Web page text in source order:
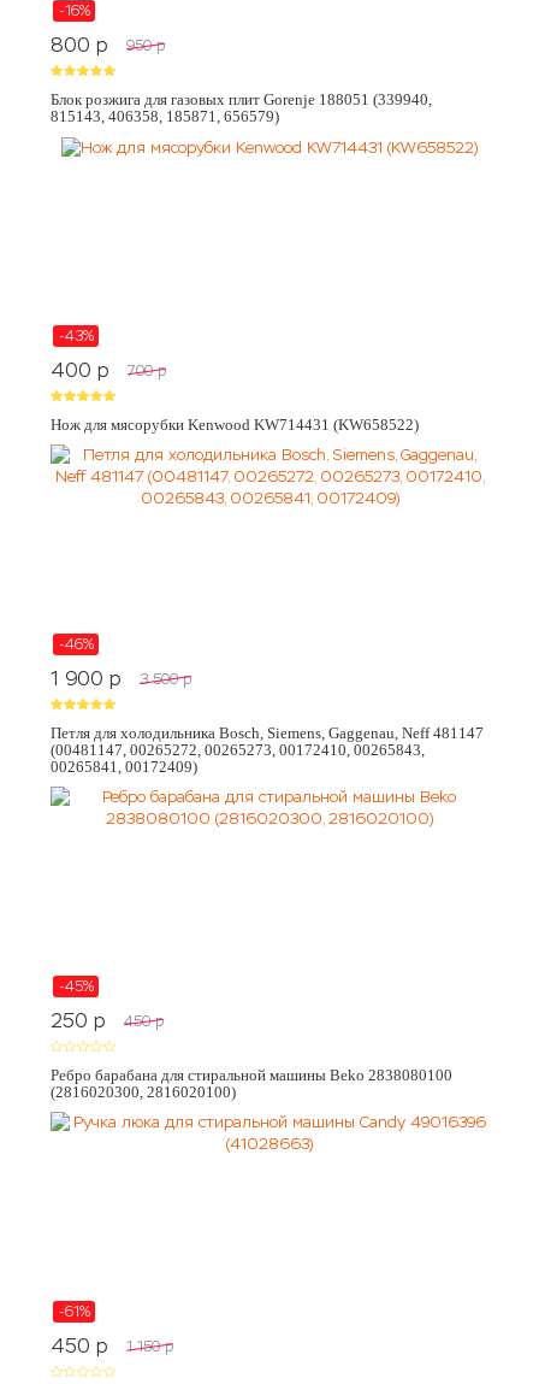
-16%
800 p 950 p
Блок розжига для газовых плит Gorenje 188051 (339940,
815143, 406358, 185871, 656579)
-43%
400 p 700 p
Нож для мясорубки Kenwood KW714431 (KW658522)
-46%
1 900 p 3 500 p
Петля для холодильника Bosch, Siemens, Gaggenau, Neff 481147
(00481147, 00265272, 00265273, 00172410, 00265843,
00265841, 00172409)
-45%
250 p 450 p
Ребро барабана для стиральной машины Beko 2838080100
(2816020300, 2816020100)
-61%
450 p 1 150 p